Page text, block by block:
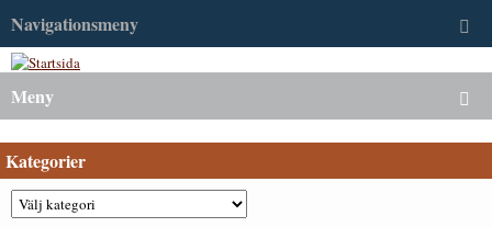
Navigationsmeny
Meny
Kategorier